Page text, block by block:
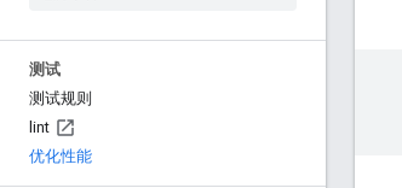
测试
测试规则
lint
优化性能